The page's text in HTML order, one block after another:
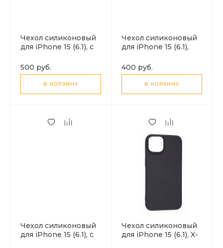
Чехол силиконовый
для iPhone 15 (6.1), с
с защитой камеры, X-
CASE, затемненный
500 руб.
В КОРЗИНУ
Чехол силиконовый
для iPhone 15 (6.1),
защитой камеры, X-
CASE, прозрачный
400 руб.
В КОРЗИНУ
Чехол силиконовый
для iPhone 15 (6.1), с
Чехол силиконовый
для iPhone 15 (6.1), X-